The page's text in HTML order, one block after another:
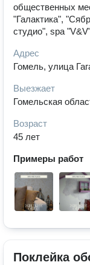
общественных
"Галактика",
студио", spa
Адрес
Гомель, улица
Выезжает
Гомельская
Возраст
45 лет
Примеры работ
Поклейка